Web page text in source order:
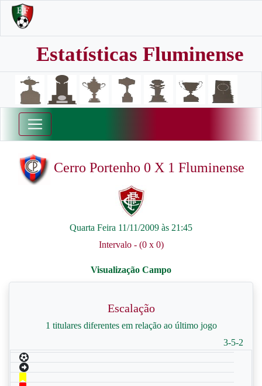
Estatísticas Fluminense
Cerro Portenho 0 X 1 Fluminense
Quarta Feira 11/11/2009 às 21:45
Intervalo - (0 x 0)
Escalação
1 titulares diferentes em relação ao último jogo
3-5-2